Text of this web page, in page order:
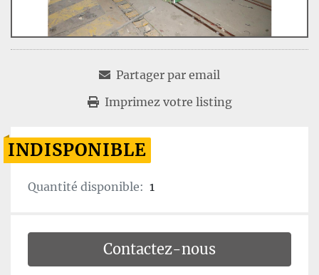
Partager par email
Imprimez votre listing
INDISPONIBLE
Quantité disponible: 1
Contactez-nous